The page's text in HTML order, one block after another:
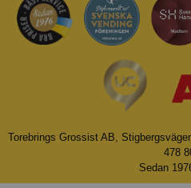
Torebrings Grossist AB,
478
Sedan